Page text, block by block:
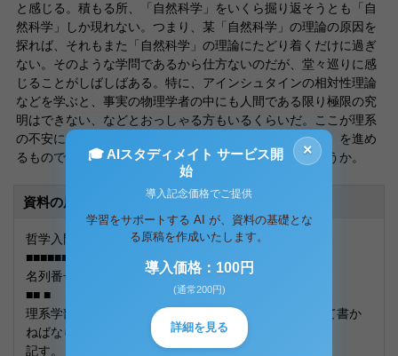
と感じる。積もる所、「自然科学」をいくら掘り返そうとも「自
然科学」しか現れない。つまり、某「自然科学」の理論の原因を
探れば、それもまた「自然科学」の理論にたどり着くだけに過ぎ
ない。そのような学問であるから仕方ないのだが、堂々巡りに感
じることがしばしばある。特に、アインシュタインの相対性理論
などを学ぶと、事実の物理学者の中にも人間である限り極限の究
明はできない、などとおっしゃる方もいるくらいだ。ここが理系
の不安になるところであり、欠点でもある。「自然科学」を進め
るものである限り、この点からは逃れられないのであろうか。
資料の原本内容
哲学入門レポート
■■■■■■■■■■■■年
名列番号■■■ 学籍番号■■■■■■■■■■■
■■ ■
理系学部の学生という性質上、どうしても科学について書か
ねばならないと思ったので
記す。
×
🎓 AIスタディメイト サービス開
始
導入記念価格でご提供
学習をサポートする AI が、資料の基礎とな
る原稿を作成いたします。
導入価格：100円
(通常200円)
詳細を見る